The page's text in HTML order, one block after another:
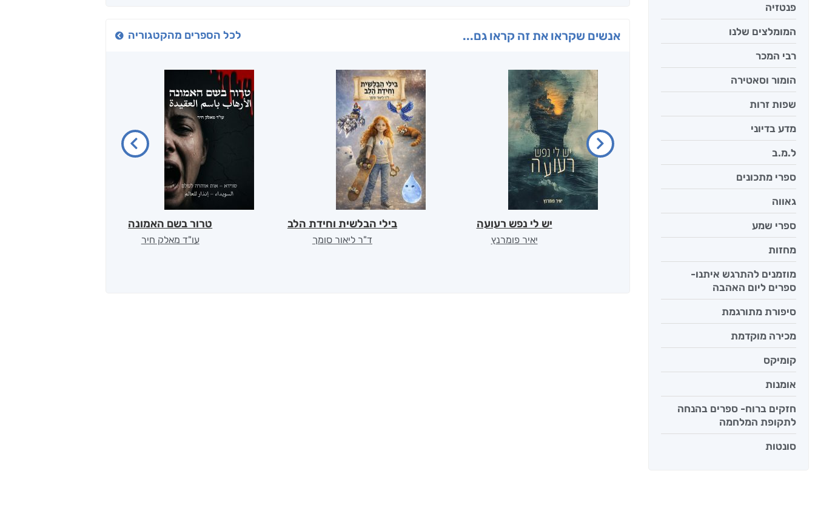
פנטזיה
המומלצים שלנו
רבי המכר
הומור וסאטירה
שפות זרות
מדע בדיוני
ל.מ.ב
ספרי מתכונים
גאווה
ספרי שמע
מחזות
מוזמנים להתרגש איתנו-
ספרים ליום האהבה
סיפורת מתורגמת
מכירה מוקדמת
קומיקס
אומנות
חזקים ברוח- ספרים בהנחה
לתקופת המלחמה
סונטות
אנשים שקראו את זה קראו גם... לכל הספרים מהקטגוריה
יש לי נפש רעועה
יאיר פומרנץ
בילי הבלשית וחידת הלב
ד"ר ליאור סומך
טרור בשם האמונה
עו"ד מאלק חיר